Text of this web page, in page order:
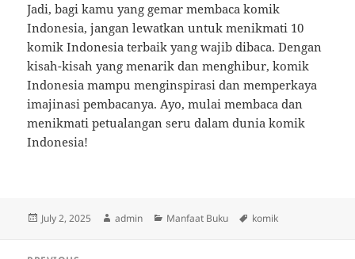
Jadi, bagi kamu yang gemar membaca komik
Indonesia, jangan lewatkan untuk menikmati 10
komik Indonesia terbaik yang wajib dibaca. Dengan
kisah-kisah yang menarik dan menghibur, komik
Indonesia mampu menginspirasi dan memperkaya
imajinasi pembacanya. Ayo, mulai membaca dan
menikmati petualangan seru dalam dunia komik
Indonesia!
Posted
July 2, 2025 Author
admin Categories
Manfaat Buku Tags
komik